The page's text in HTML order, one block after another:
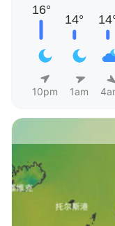
10pm 1am